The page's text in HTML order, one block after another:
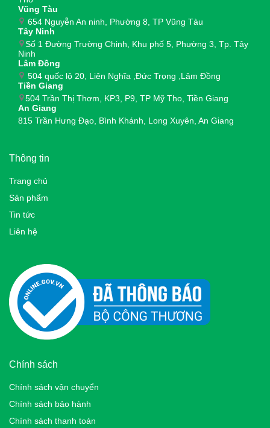
Vũng Tàu
654 Nguyễn An ninh, Phường 8, TP Vũng Tàu
Tây Ninh
Số 1 Đường Trường Chinh, Khu phố 5, Phường 3, Tp. Tây
Ninh
Lâm Đồng
504 quốc lộ 20, Liên Nghĩa ,Đức Trọng ,Lâm Đồng
Tiền Giang
504 Trần Thị Thơm, KP3, P9, TP Mỹ Tho, Tiền Giang
An Giang
815 Trần Hưng Đạo, Bình Khánh, Long Xuyên, An Giang
Thông tin
Trang chủ
Sản phẩm
Tin tức
Liên hệ
Chính sách
Chính sách vận chuyển
Chính sách bảo hành
Chính sách thanh toán